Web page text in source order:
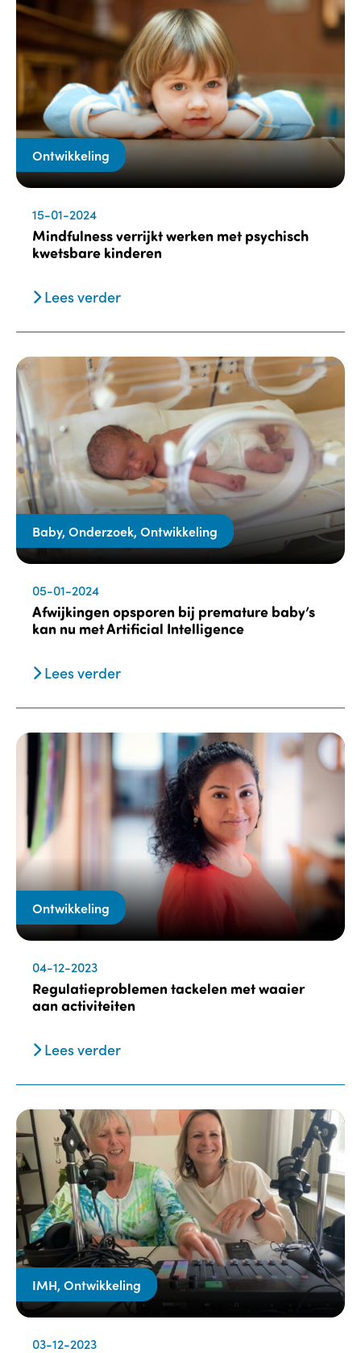
Ontwikkeling
15-01-2024
Mindfulness verrijkt werken met psychisch
kwetsbare kinderen
Lees verder
Baby, Onderzoek, Ontwikkeling
05-01-2024
Afwijkingen opsporen bij premature baby’s
kan nu met Artificial Intelligence
Lees verder
Ontwikkeling
04-12-2023
Regulatieproblemen tackelen met waaier
aan activiteiten
Lees verder
IMH, Ontwikkeling
03-12-2023